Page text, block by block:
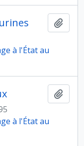
à l'État au
à l'État au